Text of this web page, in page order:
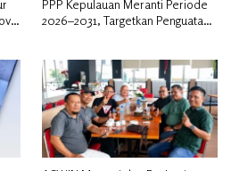
PPP Kepulauan Meranti Periode
2026–2031, Targetkan Penguatan